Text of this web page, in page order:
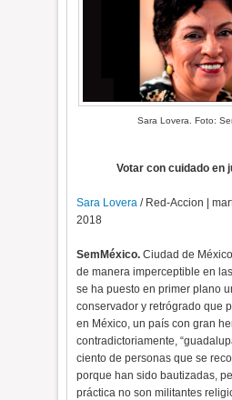
Sara Lovera. Foto:
Votar con cuidado en
Sara Lovera / Red-Accion |
2018
SemMéxico. Ciudad de
de manera imperceptible en
se ha puesto en primer plano
conservador y retrógrado que
en México, un país con gran
contradictoriamente,
ciento de personas que se
porque han sido bautizadas,
práctica no son militantes